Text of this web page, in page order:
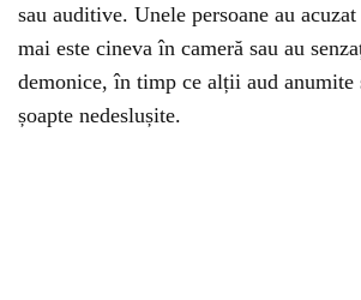
sau auditive. Unele persoane au
mai este cineva în cameră sau au
demonice, în timp ce alții aud anumite
șoapte nedeslușite.